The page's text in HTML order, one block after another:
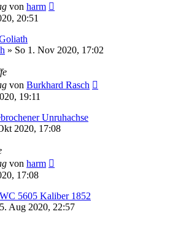
von harm
20:51
» So 1. Nov 2020, 17:02
von Burkhard Rasch
19:11
Unruhachse
2020, 17:08
von harm
17:08
5605 Kaliber 1852
Aug 2020, 22:57